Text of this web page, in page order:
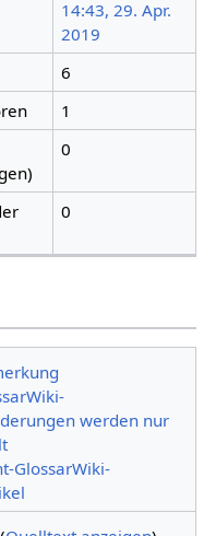
14:43, 29. Apr.
2019
6
1
0
0
werden nur
GlossarWiki-